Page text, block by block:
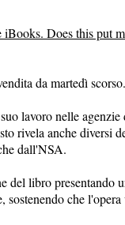
Does this put
da martedì scorso.
lavoro nelle
rivela anche diversi
dall'NSA.
del libro presentando
che